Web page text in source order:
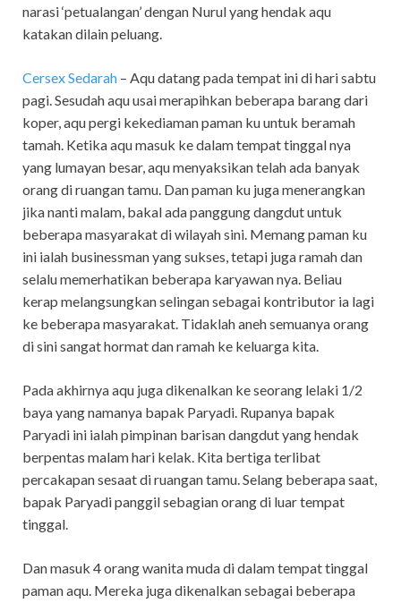
narasi ‘petualangan’ dengan Nurul yang hendak aqu
katakan dilain peluang.
Cersex Sedarah – Aqu datang pada tempat ini di hari sabtu
pagi. Sesudah aqu usai merapihkan beberapa barang dari
koper, aqu pergi kekediaman paman ku untuk beramah
tamah. Ketika aqu masuk ke dalam tempat tinggal nya
yang lumayan besar, aqu menyaksikan telah ada banyak
orang di ruangan tamu. Dan paman ku juga menerangkan
jika nanti malam, bakal ada panggung dangdut untuk
beberapa masyarakat di wilayah sini. Memang paman ku
ini ialah businessman yang sukses, tetapi juga ramah dan
selalu memerhatikan beberapa karyawan nya. Beliau
kerap melangsungkan selingan sebagai kontributor ia lagi
ke beberapa masyarakat. Tidaklah aneh semuanya orang
di sini sangat hormat dan ramah ke keluarga kita.
Pada akhirnya aqu juga dikenalkan ke seorang lelaki 1/2
baya yang namanya bapak Paryadi. Rupanya bapak
Paryadi ini ialah pimpinan barisan dangdut yang hendak
berpentas malam hari kelak. Kita bertiga terlibat
percakapan sesaat di ruangan tamu. Selang beberapa saat,
bapak Paryadi panggil sebagian orang di luar tempat
tinggal.
Dan masuk 4 orang wanita muda di dalam tempat tinggal
paman aqu. Mereka juga dikenalkan sebagai beberapa